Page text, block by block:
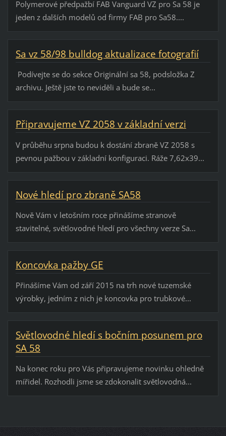
Polymerové předpažbí FAB Vanguard VZ pro Sa 58 je
jeden z dalších modelů od firmy FAB pro Sa58....
Sa vz 58/98 bulldog aktualizace fotografií
Podívejte se do sekce Originální sa 58, podsložka Z
archivu. Ještě jste to neviděli a bude se...
Připravujeme VZ 2058 v základní verzi
V průběhu srpna budou k dostání zbraně VZ 2058 s
pevnou pažbou v základní konfiguraci. Ráže 7,62x39...
Nové hledí pro zbraně SA58
Nově Vám v letošním roce přinášíme stranově
stavitelné, světlovodné hledí pro všechny verze Sa...
Koncovka pažby GE
Přinášíme Vám od září 2015 na trh nové tuzemské
výrobky, jedním z nich je koncovka pro trubkové...
Světlovodné hledí s bočním posunem pro
SA 58
Na konec roku pro Vás připravujeme novinku ohledně
mířidel. Rozhodli jsme se zdokonalit světlovodná...